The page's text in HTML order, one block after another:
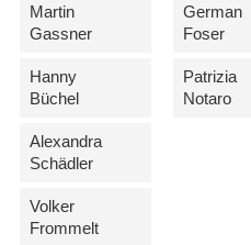
Martin
Gassner
Hanny
Büchel
Alexandra
Schädler
Volker
Frommelt
German
Foser
Patrizia
Notaro